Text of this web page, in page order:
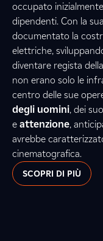
occupato
dipendenti. Con la
documentato la
elettriche,
diventare regista della
non erano solo le
centro delle sue
degli uomini, dei
e attenzione,
avrebbe
cinematografica.
SCOPRI DI PIÙ